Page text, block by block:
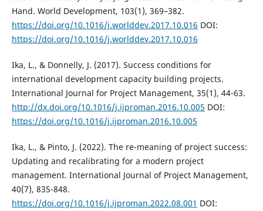
Hand. World Development, 103(1), 369–382.
https://doi.org/10.1016/j.worlddev.2017.10.016 DOI:
https://doi.org/10.1016/j.worlddev.2017.10.016
Ika, L., & Donnelly, J. (2017). Success conditions for
international development capacity building projects.
International Journal for Project Management, 35(1), 44-63.
http://dx.doi.org/10.1016/j.ijproman.2016.10.005 DOI:
https://doi.org/10.1016/j.ijproman.2016.10.005
Ika, L., & Pinto, J. (2022). The re-meaning of project success:
Updating and recalibrating for a modern project
management. International Journal of Project Management,
40(7), 835-848.
https://doi.org/10.1016/j.ijproman.2022.08.001 DOI: